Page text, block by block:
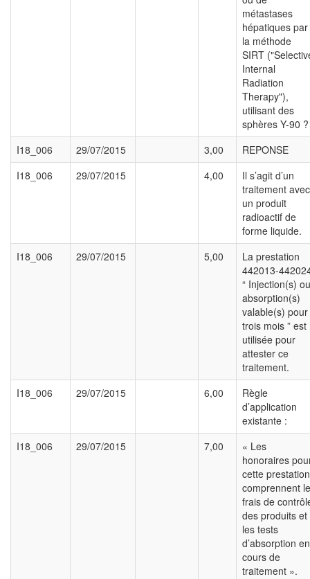
métastases
hépatiques par
la méthode
SIRT
Internal
Radiation
Therapy"),
utilisant des
sphères Y-90 ?
I18_006
29/07/2015 3,00
REPONSE
I18_006
29/07/2015 4,00
Il s’agit d’un
traitement avec
un produit
radioactif de
forme liquide.
I18_006
29/07/2015 5,00
La prestation
442013-
“ Injection(s) ou
absorption(s)
valable(s) pour
trois mois ” est
utilisée pour
attester ce
traitement.
I18_006
29/07/2015 6,00
Règle
d’application
existante :
I18_006
29/07/2015 7,00
« Les
honoraires
cette prestation
comprennent
frais de
des produits et
les tests
d’absorption en
cours de
traitement ».